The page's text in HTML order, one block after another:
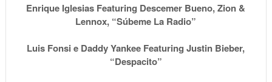
Enrique Iglesias Featuring Descemer Bueno, Zion &
Lennox, “Súbeme La Radio”
Luis Fonsi e Daddy Yankee Featuring Justin Bieber,
“Despacito”